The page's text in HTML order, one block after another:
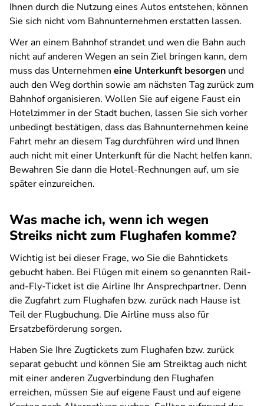
Ihnen durch die Nutzung eines Autos entstehen, können
Sie sich nicht vom Bahnunternehmen erstatten lassen.
Wer an einem Bahnhof strandet und wen die Bahn auch
nicht auf anderen Wegen an sein Ziel bringen kann, dem
muss das Unternehmen eine Unterkunft besorgen und
auch den Weg dorthin sowie am nächsten Tag zurück zum
Bahnhof organisieren. Wollen Sie auf eigene Faust ein
Hotelzimmer in der Stadt buchen, lassen Sie sich vorher
unbedingt bestätigen, dass das Bahnunternehmen keine
Fahrt mehr an diesem Tag durchführen wird und Ihnen
auch nicht mit einer Unterkunft für die Nacht helfen kann.
Bewahren Sie dann die Hotel-Rechnungen auf, um sie
später einzureichen.
Was mache ich, wenn ich wegen
Streiks nicht zum Flughafen komme?
Wichtig ist bei dieser Frage, wo Sie die Bahntickets
gebucht haben. Bei Flügen mit einem so genannten Rail-
and-Fly-Ticket ist die Airline Ihr Ansprechpartner. Denn
die Zugfahrt zum Flughafen bzw. zurück nach Hause ist
Teil der Flugbuchung. Die Airline muss also für
Ersatzbeförderung sorgen.
Haben Sie Ihre Zugtickets zum Flughafen bzw. zurück
separat gebucht und können Sie am Streiktag auch nicht
mit einer anderen Zugverbindung den Flughafen
erreichen, müssen Sie auf eigene Faust und auf eigene